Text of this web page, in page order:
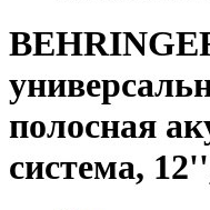
полосная
система,